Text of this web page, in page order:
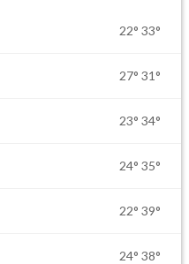
22° 33°
27° 31°
23° 34°
24° 35°
22° 39°
24° 38°